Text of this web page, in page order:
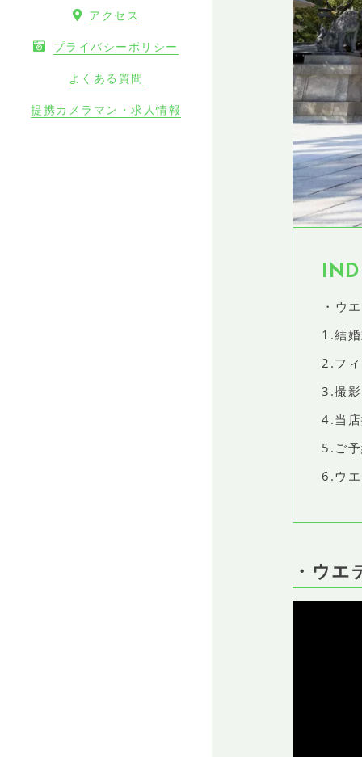
アクセス
プライバシーポリシー
よくある質問
提携カメラマン・求人情報
・ウ
1.結
2.フ
3.撮
4.当
5.ご
6.ウ
・ウエ